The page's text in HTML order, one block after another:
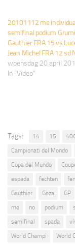
20101112 me
semifinal podium
Gauthier FRA 15 vs
Jean Michel FRA 12 sd
woensdag 20 april
In "Video"
Tags: 14 15
Campionati del Mondo
Copa del Mundo
espada
fechten
Gauthier
Geza GP
me
no podium
semifinal
spada
World Champi
World